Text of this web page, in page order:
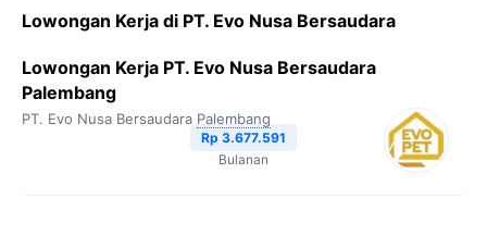
Lowongan Kerja di PT. Evo Nusa Bersaudara
Lowongan Kerja PT. Evo Nusa Bersaudara
Palembang
PT. Evo Nusa Bersaudara Palembang
Rp 3.677.591
Bulanan